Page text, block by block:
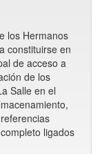
los Hermanos
constituirse en
de acceso a
de los
Salle en el
ligados